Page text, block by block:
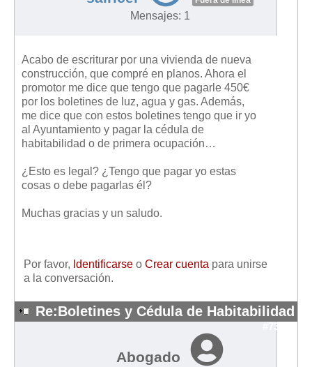
Legislación sobre la Comunidad de Propietarios
Legislación sobre Adquisición de Vivienda en Propiedad
Legislación de interés práctico
Diccionario
Usuario
Entrar / Salir
Mis boletines
Mensajes: 1
Acabo de escriturar por una vivienda de nueva
construcción, que compré en planos. Ahora el
promotor me dice que tengo que pagarle 450€
por los boletines de luz, agua y gas. Además,
me dice que con estos boletines tengo que ir yo
al Ayuntamiento y pagar la cédula de
habitabilidad o de primera ocupación…
¿Esto es legal? ¿Tengo que pagar yo estas
cosas o debe pagarlas él?
Muchas gracias y un saludo.
Por favor, Identificarse o Crear cuenta para unirse
a la conversación.
Re:Boletines y Cédula de Habitabilidad
#7353
Abogado